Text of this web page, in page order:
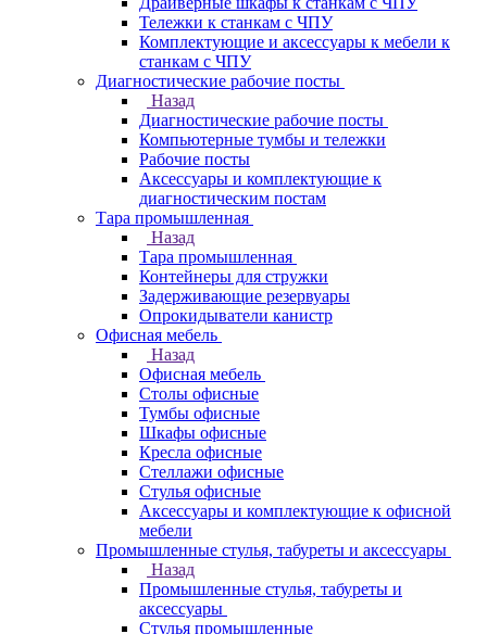
Тележки к станкам с ЧПУ
Комплектующие и аксессуары к мебели к
станкам с ЧПУ
Диагностические рабочие посты
Назад
Диагностические рабочие посты
Компьютерные тумбы и тележки
Рабочие посты
Аксессуары и комплектующие к
диагностическим постам
Тара промышленная
Назад
Тара промышленная
Контейнеры для стружки
Задерживающие резервуары
Опрокидыватели канистр
Офисная мебель
Назад
Офисная мебель
Столы офисные
Тумбы офисные
Шкафы офисные
Кресла офисные
Стеллажи офисные
Стулья офисные
Аксессуары и комплектующие к офисной
мебели
Промышленные стулья, табуреты и аксессуары
Назад
Промышленные стулья, табуреты и
аксессуары
Стулья промышленные